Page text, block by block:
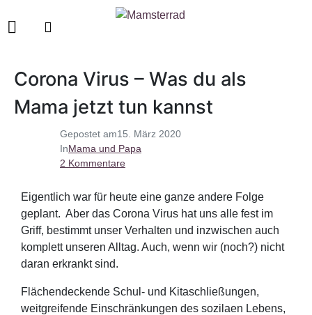
Gepostet am15. März 2020
InMama und Papa
2 Kommentare
Corona Virus – Was du als
Mama jetzt tun kannst
Eigentlich war für heute eine ganze andere Folge
geplant. Aber das Corona Virus hat uns alle fest im
Griff, bestimmt unser Verhalten und inzwischen auch
komplett unseren Alltag. Auch, wenn wir (noch?) nicht
daran erkrankt sind.
Flächendeckende Schul- und Kitaschließungen,
weitgreifende Einschränkungen des sozilaen Lebens,